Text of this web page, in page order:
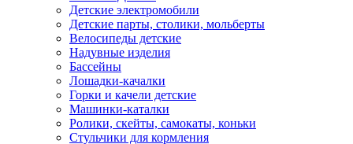
Детские электромобили
Детские парты, столики, мольберты
Велосипеды детские
Надувные изделия
Бассейны
Лошадки-качалки
Горки и качели детские
Машинки-каталки
Ролики, скейты, самокаты, коньки
Стульчики для кормления